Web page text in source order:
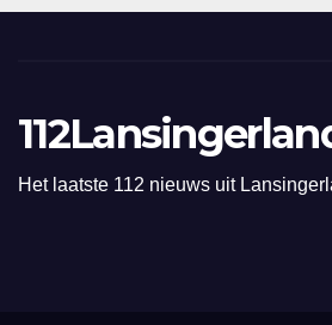
Het laatste 112 nieuws uit